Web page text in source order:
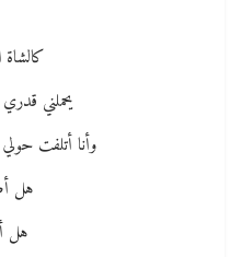
كالشاة
يحملني
وأنا أتلفت
هل
هل